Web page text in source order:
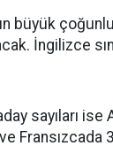
büyük
İngilizce
sayıları ise
Fransızcada